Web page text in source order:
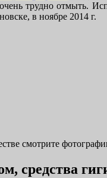
очень трудно отмыть.
в ноябре 2014 г.
смотрите
средства